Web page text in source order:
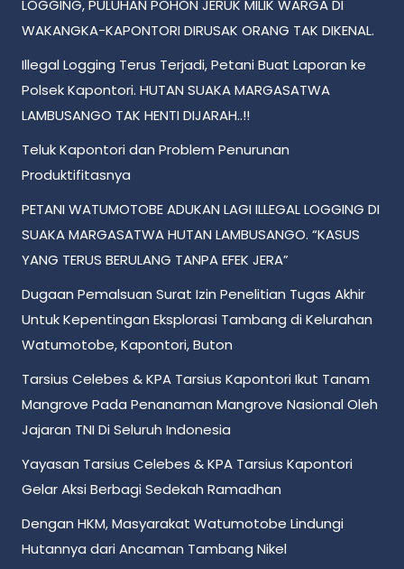
LOGGING, PULUHAN POHON JERUK MILIK WARGA DI
WAKANGKA-KAPONTORI DIRUSAK ORANG TAK DIKENAL.
Illegal Logging Terus Terjadi, Petani Buat Laporan ke
Polsek Kapontori. HUTAN SUAKA MARGASATWA
LAMBUSANGO TAK HENTI DIJARAH..!!
Teluk Kapontori dan Problem Penurunan
Produktifitasnya
PETANI WATUMOTOBE ADUKAN LAGI ILLEGAL LOGGING DI
SUAKA MARGASATWA HUTAN LAMBUSANGO. “KASUS
YANG TERUS BERULANG TANPA EFEK JERA”
Dugaan Pemalsuan Surat Izin Penelitian Tugas Akhir
Untuk Kepentingan Eksplorasi Tambang di Kelurahan
Watumotobe, Kapontori, Buton
Tarsius Celebes & KPA Tarsius Kapontori Ikut Tanam
Mangrove Pada Penanaman Mangrove Nasional Oleh
Jajaran TNI Di Seluruh Indonesia
Yayasan Tarsius Celebes & KPA Tarsius Kapontori
Gelar Aksi Berbagi Sedekah Ramadhan
Dengan HKM, Masyarakat Watumotobe Lindungi
Hutannya dari Ancaman Tambang Nikel